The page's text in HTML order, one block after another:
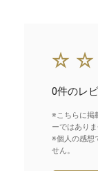
0件のレ
※こちらに掲
ーではありま
※個人の感想
せん。